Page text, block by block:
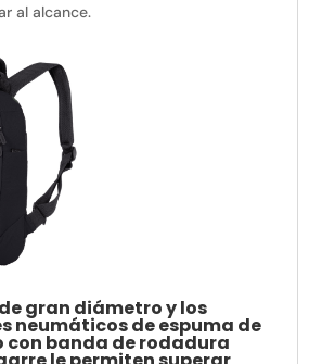
al alcance.
gran diámetro y los
neumáticos de espuma de
con banda de rodadura